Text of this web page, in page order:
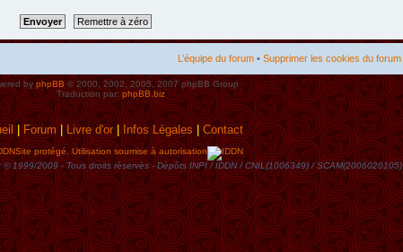
L’équipe du forum • Supprimer les cookies du forum
byphpBB© 2000, 2002, 2005, 2007 phpBB Group
Traduction par:phpBB.biz
| Forum|Livre d'or|Infos Lègales|Contact
Site protégé. Utilisation soumise à autorisation
1999/2009 - Tous droits rèservès - Dèpôts INPI / IDDN / CNIL(1006349) / SCAM(2006020105)